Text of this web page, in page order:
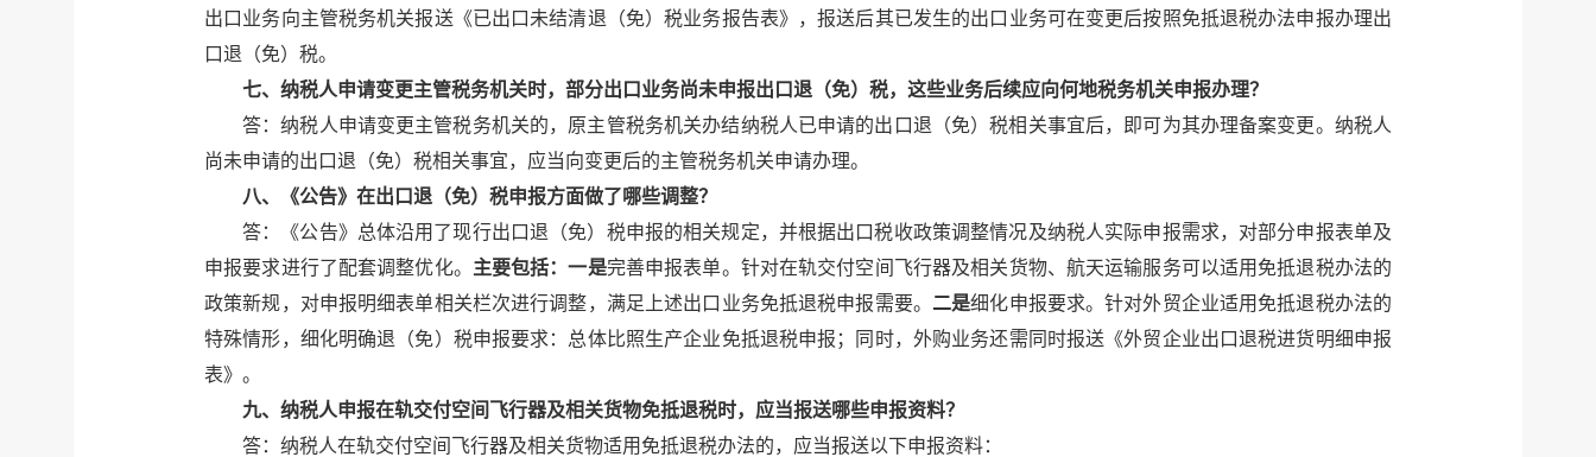
出口业务向主管税务机关报送《已出口未结清退（免）税业务报告表》，报送后其已发生的出口业务可在变更后按照免抵退税办法申报办理出
口退（免）税。
七、纳税人申请变更主管税务机关时，部分出口业务尚未申报出口退（免）税，这些业务后续应向何地税务机关申报办理？
答：纳税人申请变更主管税务机关的，原主管税务机关办结纳税人已申请的出口退（免）税相关事宜后，即可为其办理备案变更。纳税人
尚未申请的出口退（免）税相关事宜，应当向变更后的主管税务机关申请办理。
八、《公告》在出口退（免）税申报方面做了哪些调整？
答：《公告》总体沿用了现行出口退（免）税申报的相关规定，并根据出口税收政策调整情况及纳税人实际申报需求，对部分申报表单及
申报要求进行了配套调整优化。 主要包括：一是完善申报表单。针对在轨交付空间飞行器及相关货物、航天运输服务可以适用免抵退税办法的
政策新规，对申报明细表单相关栏次进行调整，满足上述出口业务免抵退税申报需要。 二是细化申报要求。针对外贸企业适用免抵退税办法的
特殊情形，细化明确退（免）税申报要求：总体比照生产企业免抵退税申报；同时，外购业务还需同时报送《外贸企业出口退税进货明细申报
表》。
九、纳税人申报在轨交付空间飞行器及相关货物免抵退税时，应当报送哪些申报资料？
答：纳税人在轨交付空间飞行器及相关货物适用免抵退税办法的，应当报送以下申报资料：